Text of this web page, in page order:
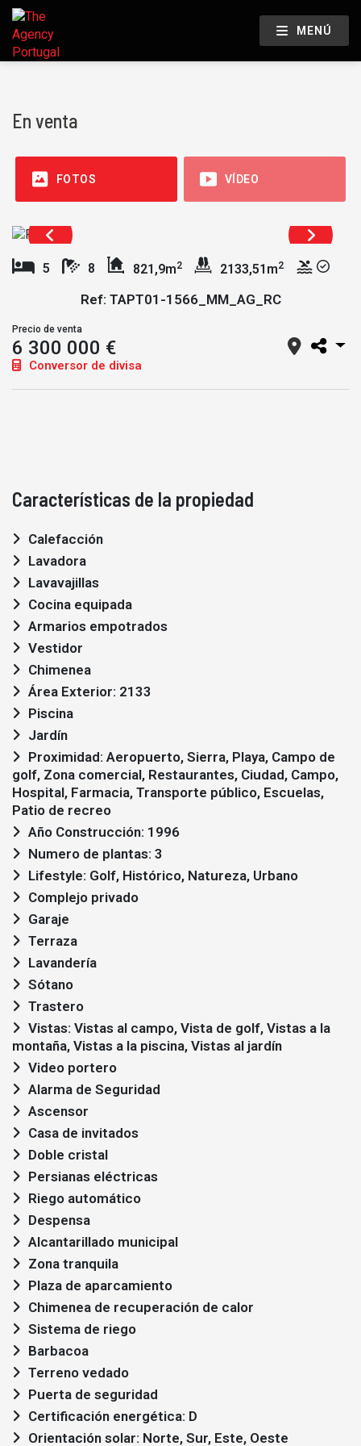
MENÚ
En venta
FOTOS VÍDEO
5 8 821,9m2 2133,51m2
Ref: TAPT01-1566_MM_AG_RC
Precio de venta
6 300 000 €
Conversor de divisa
Características de la propiedad
Calefacción
Lavadora
Lavavajillas
Cocina equipada
Armarios empotrados
Vestidor
Chimenea
Área Exterior: 2133
Piscina
Jardín
golf, Zona comercial, Restaurantes, Ciudad, Campo,
Hospital, Farmacia, Transporte público, Escuelas,
Patio de recreo
Año Construcción: 1996
Numero de plantas: 3
Lifestyle: Golf, Histórico, Natureza, Urbano
Complejo privado
Garaje
Terraza
Lavandería
Sótano
Trastero
montaña, Vistas a la piscina, Vistas al jardín
Video portero
Alarma de Seguridad
Ascensor
Casa de invitados
Doble cristal
Persianas eléctricas
Riego automático
Despensa
Alcantarillado municipal
Zona tranquila
Plaza de aparcamiento
Chimenea de recuperación de calor
Sistema de riego
Barbacoa
Terreno vedado
Puerta de seguridad
Certificación energética: D
Orientación solar: Norte, Sur, Este, Oeste